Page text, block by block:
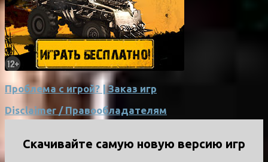
Проблема с игрой? | Заказ игр
Disclaimer / Правообладателям
Скачивайте самую новую версию игр